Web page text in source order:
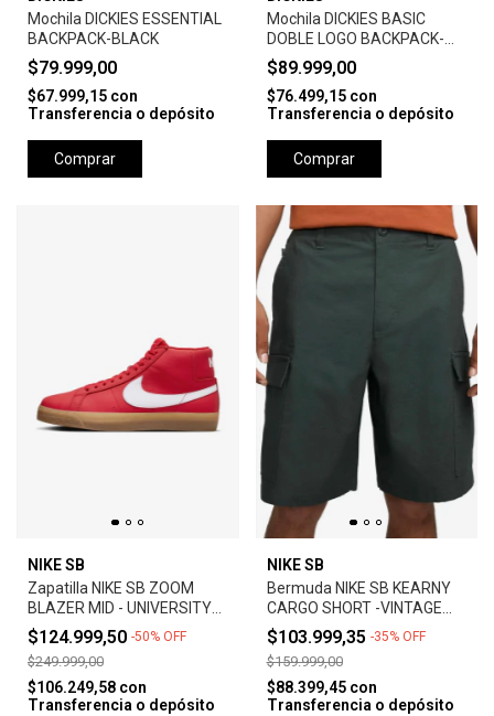
Mochila DICKIES ESSENTIAL
BACKPACK-BLACK
$79.999,00
$67.999,15 con
Transferencia o depósito
Comprar
Mochila DICKIES BASIC
DOBLE LOGO BACKPACK-
BLACK
$89.999,00
$76.499,15 con
Transferencia o depósito
Comprar
NIKE SB
Zapatilla NIKE SB ZOOM
BLAZER MID - UNIVERSITY
RED *Orange Label*
$124.999,50 -50% OFF
$249.999,00
$106.249,58 con
Transferencia o depósito
NIKE SB
Bermuda NIKE SB KEARNY
CARGO SHORT -VINTAGE
GREEN
$103.999,35 -35% OFF
$159.999,00
$88.399,45 con
Transferencia o depósito